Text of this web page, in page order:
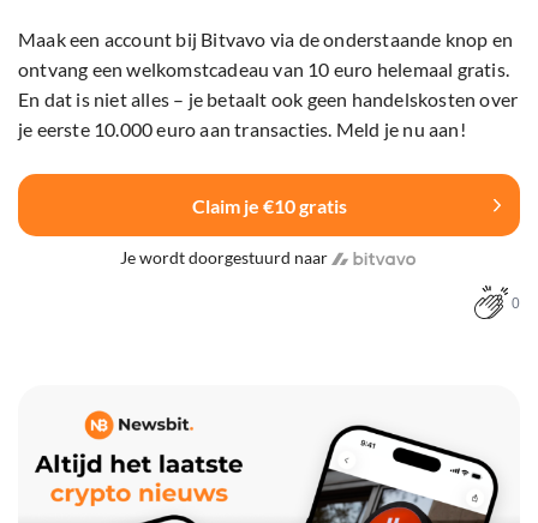
Maak een account bij Bitvavo via de onderstaande knop en
ontvang een welkomstcadeau van 10 euro helemaal gratis.
En dat is niet alles – je betaalt ook geen handelskosten over
je eerste 10.000 euro aan transacties. Meld je nu aan!
Claim je €10 gratis
Je wordt doorgestuurd naar
0